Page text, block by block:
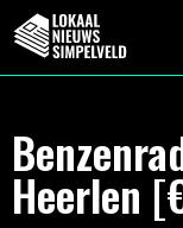
Heerlen